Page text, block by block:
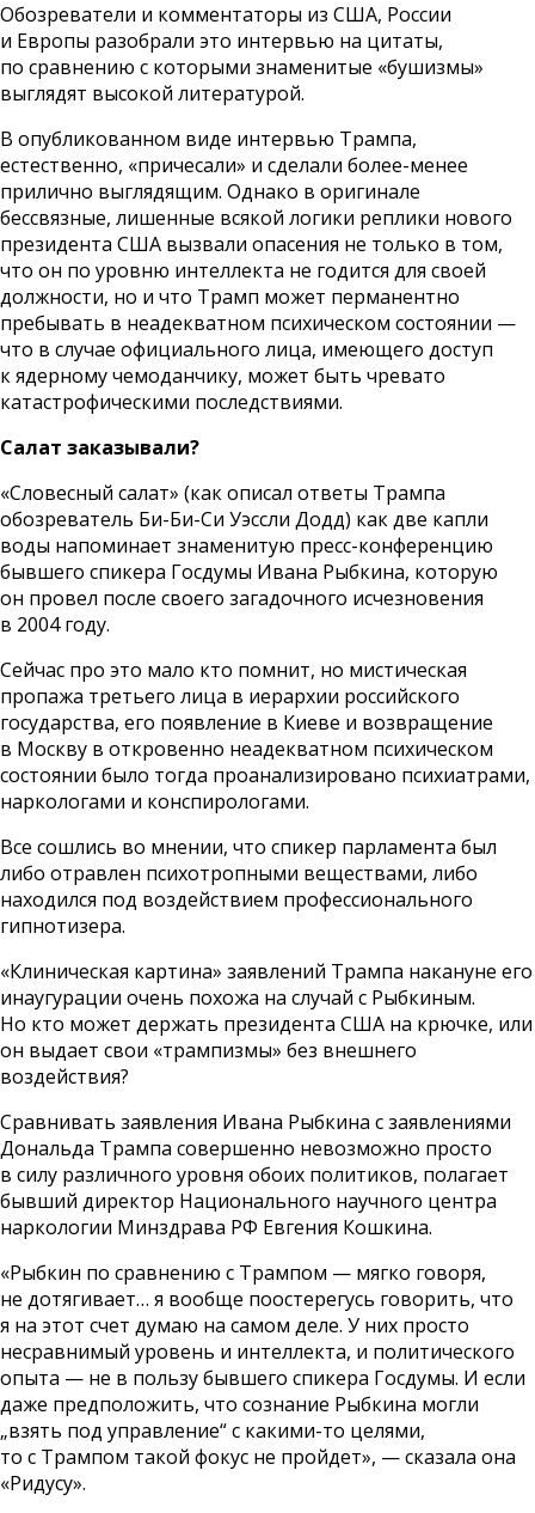
Обозреватели и комментаторы из США, России
и Европы разобрали это интервью на цитаты,
по сравнению с которыми знаменитые «бушизмы»
выглядят высокой литературой.
В опубликованном виде интервью Трампа,
естественно, «причесали» и сделали более-менее
прилично выглядящим. Однако в оригинале
бессвязные, лишенные всякой логики реплики нового
президента США вызвали опасения не только в том,
что он по уровню интеллекта не годится для своей
должности, но и что Трамп может перманентно
пребывать в неадекватном психическом состоянии —
что в случае официального лица, имеющего доступ
к ядерному чемоданчику, может быть чревато
катастрофическими последствиями.
Салат заказывали?
«Словесный салат» (как описал ответы Трампа
обозреватель Би-Би-Си Уэссли Додд) как две капли
воды напоминает знаменитую пресс-конференцию
бывшего спикера Госдумы Ивана Рыбкина, которую
он провел после своего загадочного исчезновения
в 2004 году.
Сейчас про это мало кто помнит, но мистическая
пропажа третьего лица в иерархии российского
государства, его появление в Киеве и возвращение
в Москву в откровенно неадекватном психическом
состоянии было тогда проанализировано психиатрами,
наркологами и конспирологами.
Все сошлись во мнении, что спикер парламента был
либо отравлен психотропными веществами, либо
находился под воздействием профессионального
гипнотизера.
«Клиническая картина» заявлений Трампа накануне его
инаугурации очень похожа на случай с Рыбкиным.
Но кто может держать президента США на крючке, или
он выдает свои «трампизмы» без внешнего
воздействия?
Сравнивать заявления Ивана Рыбкина с заявлениями
Дональда Трампа совершенно невозможно просто
в силу различного уровня обоих политиков, полагает
бывший директор Национального научного центра
наркологии Минздрава РФ Евгения Кошкина.
«Рыбкин по сравнению с Трампом — мягко говоря,
не дотягивает… я вообще поостерегусь говорить, что
я на этот счет думаю на самом деле. У них просто
несравнимый уровень и интеллекта, и политического
опыта — не в пользу бывшего спикера Госдумы. И если
даже предположить, что сознание Рыбкина могли
„взять под управление“ с какими-то целями,
то с Трампом такой фокус не пройдет», — сказала она
«Ридусу».